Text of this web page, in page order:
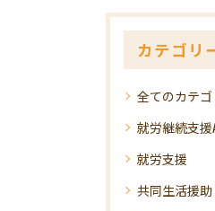
カテゴリ
全てのカテ
就労継続支援
就労支援
共同生活援助